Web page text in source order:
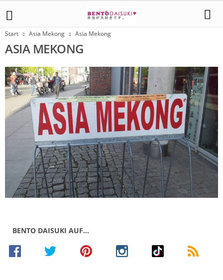
Start Asia Mekong Asia Mekong
ASIA MEKONG
BENTO DAISUKI AUF…